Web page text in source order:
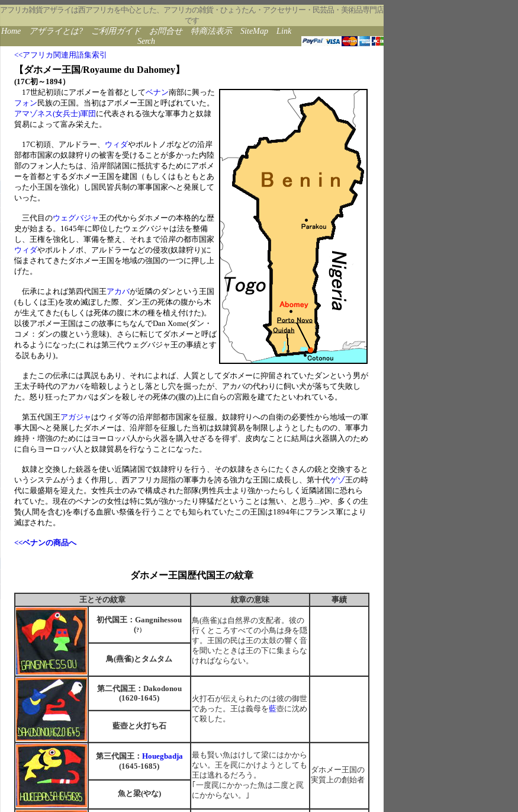
アフリカ雑貨アザライは西アフリカを中心とした、アフリカの雑貨・ひょうたん・アクセサリー・民芸品・美術品専門店
です
Home
アザライとは? ご利用ガイド お問合せ 特商法表示 SiteMap
Link
Serch
<<アフリカ関連用語集索引
【ダホメー王国/Royaume du Dahomey】
(17C初～1894）
17世紀初頭にアボメーを首都としてベナン南部に興った
フォン 民族の王国。当初はアボメー王国と呼ばれていた。
アマゾネス(女兵士)軍団 に代表される強大な軍事力と奴隷
貿易によって富み栄えた。
17C初頭、アルドラー、 ウィダやポルトノボなどの沿岸
部都市国家の奴隷狩りの被害を受けることが多かった内陸
部のフォン人たちは、沿岸部諸国に抵抗するためにアボメ
ーを首都とするダホメー王国を建国（もしくはもともとあ
った小王国を強化）し国民皆兵制の軍事国家へと発展して
いった。
三代目のウェグバジャ王の代からダホメーの本格的な歴
史が始まる。1645年に即位したウェグバジャは法を整備
し、王権を強化し、軍備を整え、それまで沿岸の都市国家
ウィダやポルトノボ、アルドラーなどの侵攻(奴隷狩り)に
悩まされてきたダホメー王国を地域の強国の一つに押し上
げた。
伝承によれば第四代国王アカバが近隣のダンという王国
(もしくは王)を攻め滅ぼした際、ダン王の死体の腹から木
が生えてきた(もしくは死体の腹に木の種を植え付けた)。
以後アボメー王国はこの故事にちなんでDan Xome(ダン・
コメ：ダンの腹という意味)、さらに転じてダホメーと呼ば
れるようになった(これは第三代ウェグバジャ王の事績とす
る説もあり)。
またこの伝承には異説もあり、それによれば、人質としてダホメーに抑留されていたダンという男が
王太子時代のアカバを暗殺しようとし落とし穴を掘ったが、アカバの代わりに飼い犬が落ちて失敗し
た。怒り狂ったアカバはダンを殺しその死体の(腹の)上に自らの宮殿を建てたといわれている。
第五代国王アガジャ はウィダ等の沿岸部都市国家を征服。奴隷狩りへの自衛の必要性から地域一の軍
事大国へと発展したダホメーは、沿岸部を征服した当初は奴隷貿易を制限しようとしたものの、軍事力
維持・増強のためにはヨーロッパ人から火器を購入せざるを得ず、皮肉なことに結局は火器購入のため
に自らヨーロッパ人と奴隷貿易を行なうことになった。
奴隷と交換した銃器を使い近隣諸国で奴隷狩りを行う、その奴隷をさらにたくさんの銃と交換すると
いうシステムがうまく作用し、西アフリカ屈指の軍事力を誇る強力な王国に成長し、第十代ゲゾ王の時
代に最盛期を迎えた。女性兵士のみで構成された部隊(男性兵士より強かったらしく近隣諸国に恐れら
れていた。現在のベナンの女性は特に気が強かったり獰猛だということは無い、と思う...)や、多くの生
贄(人間を含む)を奉げる血腥い祭儀を行うことでも知られていたこの王国は1894年にフランス軍により
滅ぼされた。
<<ベナンの商品へ
ダホメー王国歴代国王の紋章
王とその紋章 紋章の意味 事績
初代国王： Gangnihessou
(?）
鳥(燕雀)は自然界の支配者。彼の
行くところすべての小鳥は身を隠
す。王国の民は王の太鼓の響く音
を聞いたときは王の下に集まらな
ければならない。
鳥(燕雀)とタムタム
第二代国王：Dakodonou
(1620-1645)
火打石が伝えられたのは彼の御世
であった。王は義母を藍壺に沈め
て殺した。
藍壺と火打ち石
第三代国王： Houegbadja
(1645-1685)
最も賢い魚はけして梁にはかから
ない。王を罠にかけようとしても
王は逃れるだろう。
｢一度罠にかかった魚は二度と罠
にかからない。｣
ダホメー王国の
実質上の創始者
魚と梁(やな)